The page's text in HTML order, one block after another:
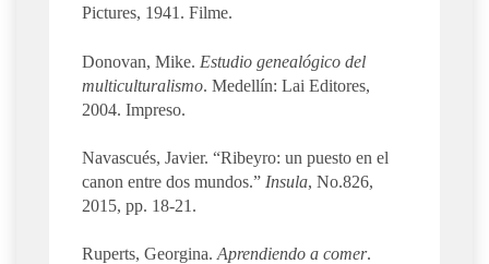
Pictures, 1941. Filme.
Donovan, Mike. Estudio genealógico del
multiculturalismo. Medellín: Lai Editores,
2004. Impreso.
Navascués, Javier. “Ribeyro: un puesto en el
canon entre dos mundos.” Insula, No.826,
2015, pp. 18-21.
Ruperts, Georgina. Aprendiendo a comer.